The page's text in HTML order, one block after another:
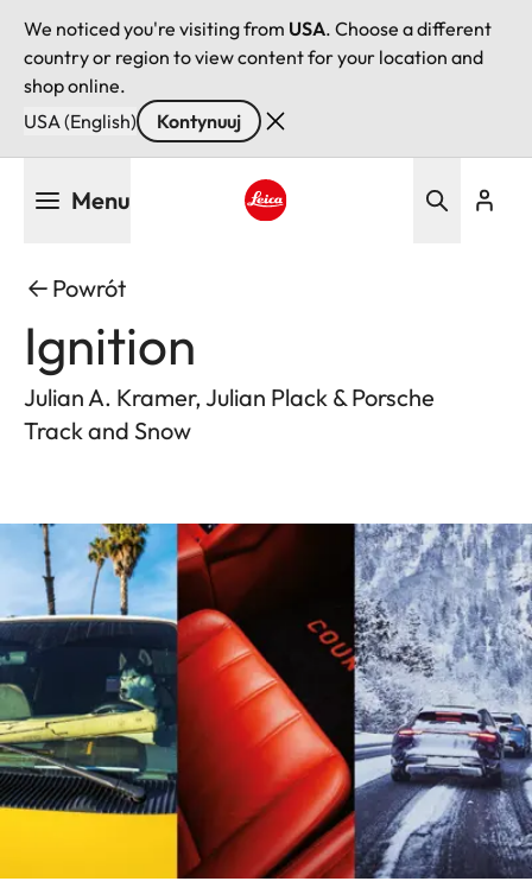
We noticed you're visiting from USA. Choose a different
country or region to view content for your location and
shop online.
USA (English)
Kontynuuj
Menu
Powrót
Ignition
Julian A. Kramer, Julian Plack & Porsche
Track and Snow